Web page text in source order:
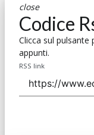
close
Codice
Clicca sul pulsante
appunti.
RSS link